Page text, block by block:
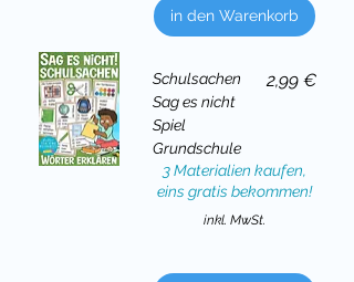
in den Warenkorb
Schulsachen
Sag es nicht
Spiel
Grundschule
Preis
2,99 €
3 Materialien kaufen,
eins gratis bekommen!
inkl. MwSt.